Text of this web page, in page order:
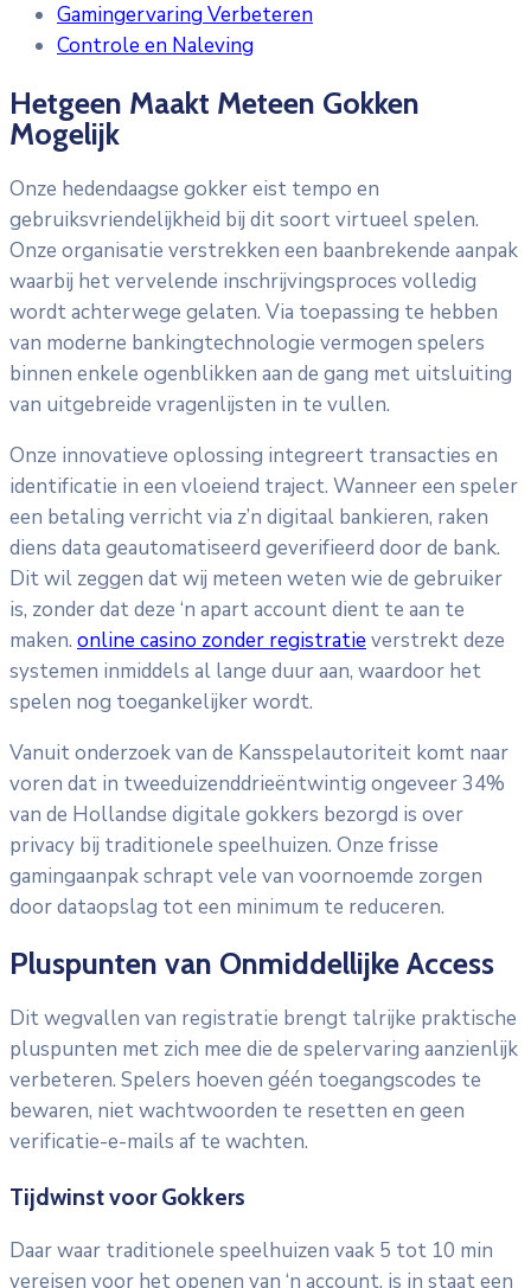
Gamingervaring Verbeteren
Controle en Naleving
Hetgeen Maakt Meteen Gokken
Mogelijk
Onze hedendaagse gokker eist tempo en
gebruiksvriendelijkheid bij dit soort virtueel spelen.
Onze organisatie verstrekken een baanbrekende aanpak
waarbij het vervelende inschrijvingsproces volledig
wordt achterwege gelaten. Via toepassing te hebben
van moderne bankingtechnologie vermogen spelers
binnen enkele ogenblikken aan de gang met uitsluiting
van uitgebreide vragenlijsten in te vullen.
Onze innovatieve oplossing integreert transacties en
identificatie in een vloeiend traject. Wanneer een speler
een betaling verricht via z’n digitaal bankieren, raken
diens data geautomatiseerd geverifieerd door de bank.
Dit wil zeggen dat wij meteen weten wie de gebruiker
is, zonder dat deze ‘n apart account dient te aan te
maken. online casino zonder registratie verstrekt deze
systemen inmiddels al lange duur aan, waardoor het
spelen nog toegankelijker wordt.
Vanuit onderzoek van de Kansspelautoriteit komt naar
voren dat in tweeduizenddrieëntwintig ongeveer 34%
van de Hollandse digitale gokkers bezorgd is over
privacy bij traditionele speelhuizen. Onze frisse
gamingaanpak schrapt vele van voornoemde zorgen
door dataopslag tot een minimum te reduceren.
Pluspunten van Onmiddellijke Access
Dit wegvallen van registratie brengt talrijke praktische
pluspunten met zich mee die de spelervaring aanzienlijk
verbeteren. Spelers hoeven géén toegangscodes te
bewaren, niet wachtwoorden te resetten en geen
verificatie-e-mails af te wachten.
Tijdwinst voor Gokkers
Daar waar traditionele speelhuizen vaak 5 tot 10 min
vereisen voor het openen van ‘n account, is in staat een